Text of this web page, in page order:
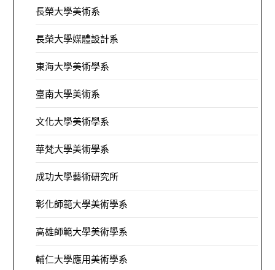
長榮大學美術系
長榮大學媒體設計系
東海大學美術學系
臺南大學美術系
文化大學美術學系
華梵大學美術學系
成功大學藝術研究所
彰化師範大學美術學系
高雄師範大學美術學系
輔仁大學應用美術學系